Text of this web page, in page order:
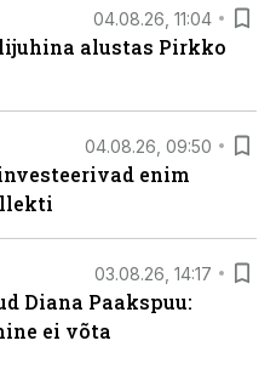
04.08.26, 11:04
alustas Pirkko
04.08.26, 09:50
enim
03.08.26, 14:17
Diana Paakspuu:
ei võta